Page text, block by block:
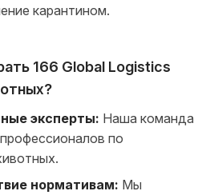
карантином.
166 Global Logistics
эксперты: Наша команда
по
нормативам: Мы